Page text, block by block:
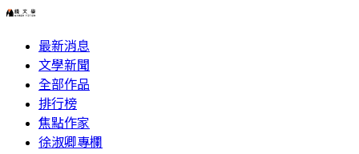
最新消息
文學新聞
全部作品
排行榜
焦點作家
徐淑卿專欄